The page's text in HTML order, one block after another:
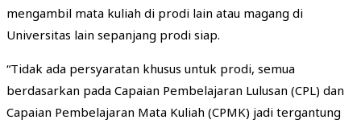
mengambil mata kuliah di prodi lain atau magang di
Universitas lain sepanjang prodi siap.
“Tidak ada persyaratan khusus untuk prodi, semua
berdasarkan pada Capaian Pembelajaran Lulusan (CPL) dan
Capaian Pembelajaran Mata Kuliah (CPMK) jadi tergantung